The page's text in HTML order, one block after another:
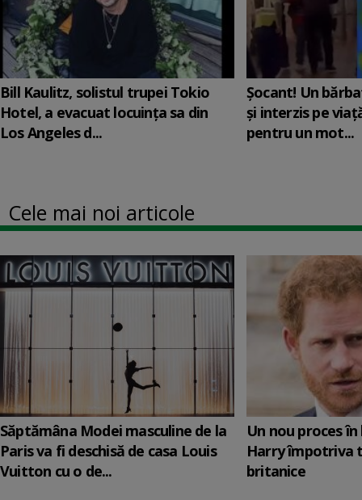
Bill Kaulitz, solistul trupei Tokio
Hotel, a evacuat locuinţa sa din
Los Angeles d...
Șocant! Un
și interzis pe
pentru un mot...
Cele mai noi articole
Săptămâna Modei masculine de la
Paris va fi deschisă de casa Louis
Vuitton cu o de...
Un nou proces
Harry împotriva
britanice